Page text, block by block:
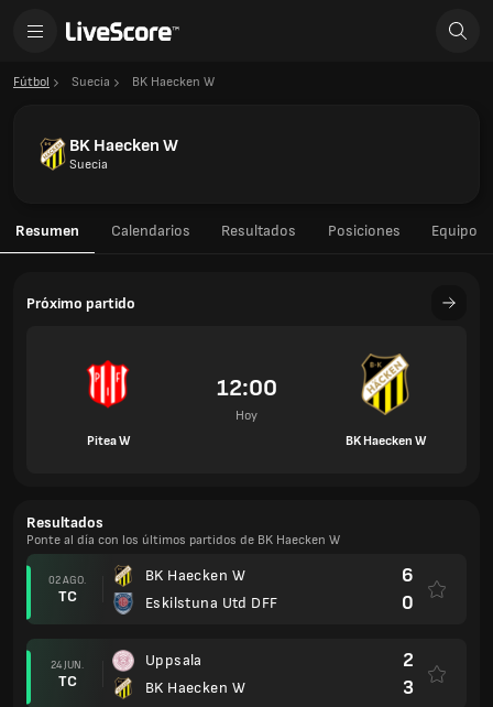
Fútbol Suecia BK Haecken W
BK Haecken W
Suecia
Resumen Calendarios Resultados Posiciones Equipo
Próximo partido
Pitea W
12:00
Hoy
BK Haecken W
Resultados
Ponte al día con los últimos partidos de BK Haecken W
02 AGO.
TC
BK Haecken W
Eskilstuna Utd DFF
6
0
24 JUN.
TC
Uppsala
BK Haecken W
2
3